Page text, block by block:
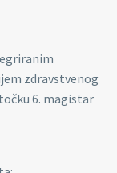
zdravstvenog
6. magistar